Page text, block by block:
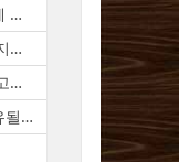
감사합니다 덕분에 천통했어요
네 빙의일람 페이지에서 볼 수...
항상 재미있게 보고있습니다. ...
컴백이라기엔 여유될때마다 랜...